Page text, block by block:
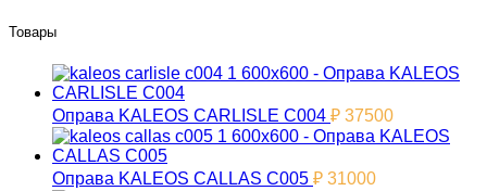
Товары
Оправа KALEOS CARLISLE C004 ₽ 37500
Оправа KALEOS CALLAS C005 ₽ 31000